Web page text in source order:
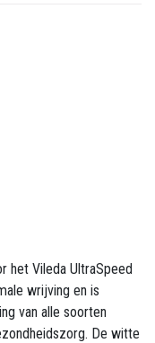
het Vileda UltraSpeed
wrijving en is
van alle soorten
De witte